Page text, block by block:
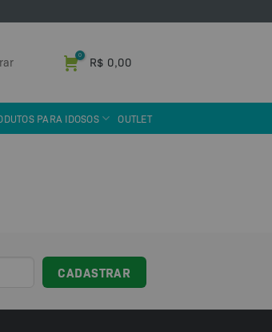
R$ 0,00
PARA IDOSOS OUTLET